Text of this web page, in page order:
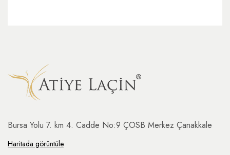
Bursa Yolu 7. km 4. Cadde No:9 ÇOSB Merkez Çanakkale
Haritada görüntüle